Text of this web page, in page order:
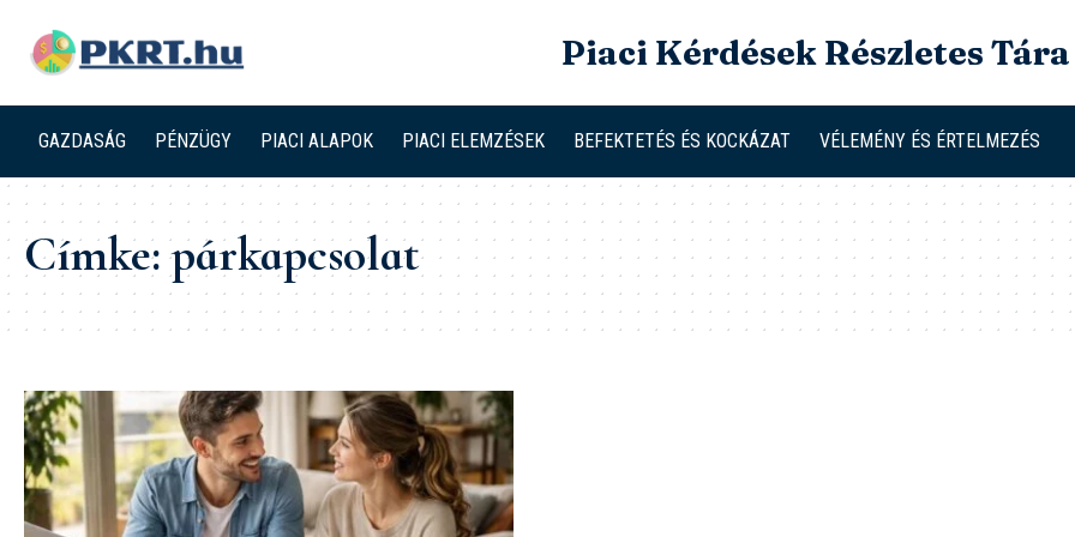
Piaci Kérdések Részletes Tára
GAZDASÁG PÉNZÜGY PIACI ALAPOK PIACI ELEMZÉSEK BEFEKTETÉS ÉS KOCKÁZAT VÉLEMÉNY ÉS ÉRTELMEZÉS
Címke:párkapcsolat